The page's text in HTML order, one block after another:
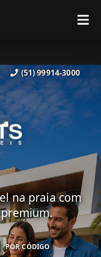
(51) 99914-3000
na praia com
POR CÓDIGO